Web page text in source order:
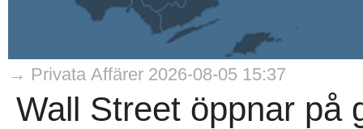
→ Privata Affärer 2026-08-05 15:37
Wall Street öppnar på